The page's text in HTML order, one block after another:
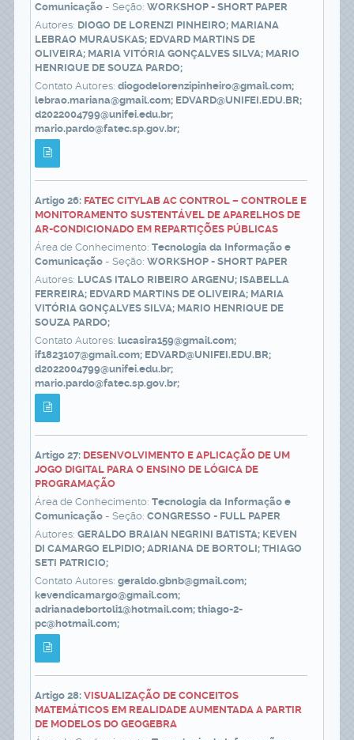
Comunicação - Seção: WORKSHOP - SHORT PAPER
Autores: DIOGO DE LORENZI PINHEIRO; MARIANA
LEBRAO MURAUSKAS; EDVARD MARTINS DE
OLIVEIRA; MARIA VITÓRIA GONÇALVES SILVA; MARIO
HENRIQUE DE SOUZA PARDO;
Contato Autores: diogodelorenzipinheiro@gmail.com;
lebrao.mariana@gmail.com; EDVARD@UNIFEI.EDU.BR;
d2022004799@unifei.edu.br;
mario.pardo@fatec.sp.gov.br;
Artigo 26: FATEC CITYLAB AC CONTROL – CONTROLE E
MONITORAMENTO SUSTENTÁVEL DE APARELHOS DE
AR-CONDICIONADO EM REPARTIÇÕES PÚBLICAS
Área de Conhecimento: Tecnologia da Informação e
Comunicação - Seção: WORKSHOP - SHORT PAPER
Autores: LUCAS ITALO RIBEIRO ARGENU; ISABELLA
FERREIRA; EDVARD MARTINS DE OLIVEIRA; MARIA
VITÓRIA GONÇALVES SILVA; MARIO HENRIQUE DE
SOUZA PARDO;
Contato Autores: lucasira159@gmail.com;
if1823107@gmail.com; EDVARD@UNIFEI.EDU.BR;
d2022004799@unifei.edu.br;
mario.pardo@fatec.sp.gov.br;
Artigo 27: DESENVOLVIMENTO E APLICAÇÃO DE UM
JOGO DIGITAL PARA O ENSINO DE LÓGICA DE
PROGRAMAÇÃO
Área de Conhecimento: Tecnologia da Informação e
Comunicação - Seção: CONGRESSO - FULL PAPER
Autores: GERALDO BRAIAN NEGRINI BATISTA; KEVEN
DI CAMARGO ELPIDIO; ADRIANA DE BORTOLI; THIAGO
SETI PATRICIO;
Contato Autores: geraldo.gbnb@gmail.com;
kevendicamargo@gmail.com;
adrianadebortoli1@hotmail.com; thiago-2-
pc@hotmail.com;
Artigo 28: VISUALIZAÇÃO DE CONCEITOS
MATEMÁTICOS EM REALIDADE AUMENTADA A PARTIR
DE MODELOS DO GEOGEBRA